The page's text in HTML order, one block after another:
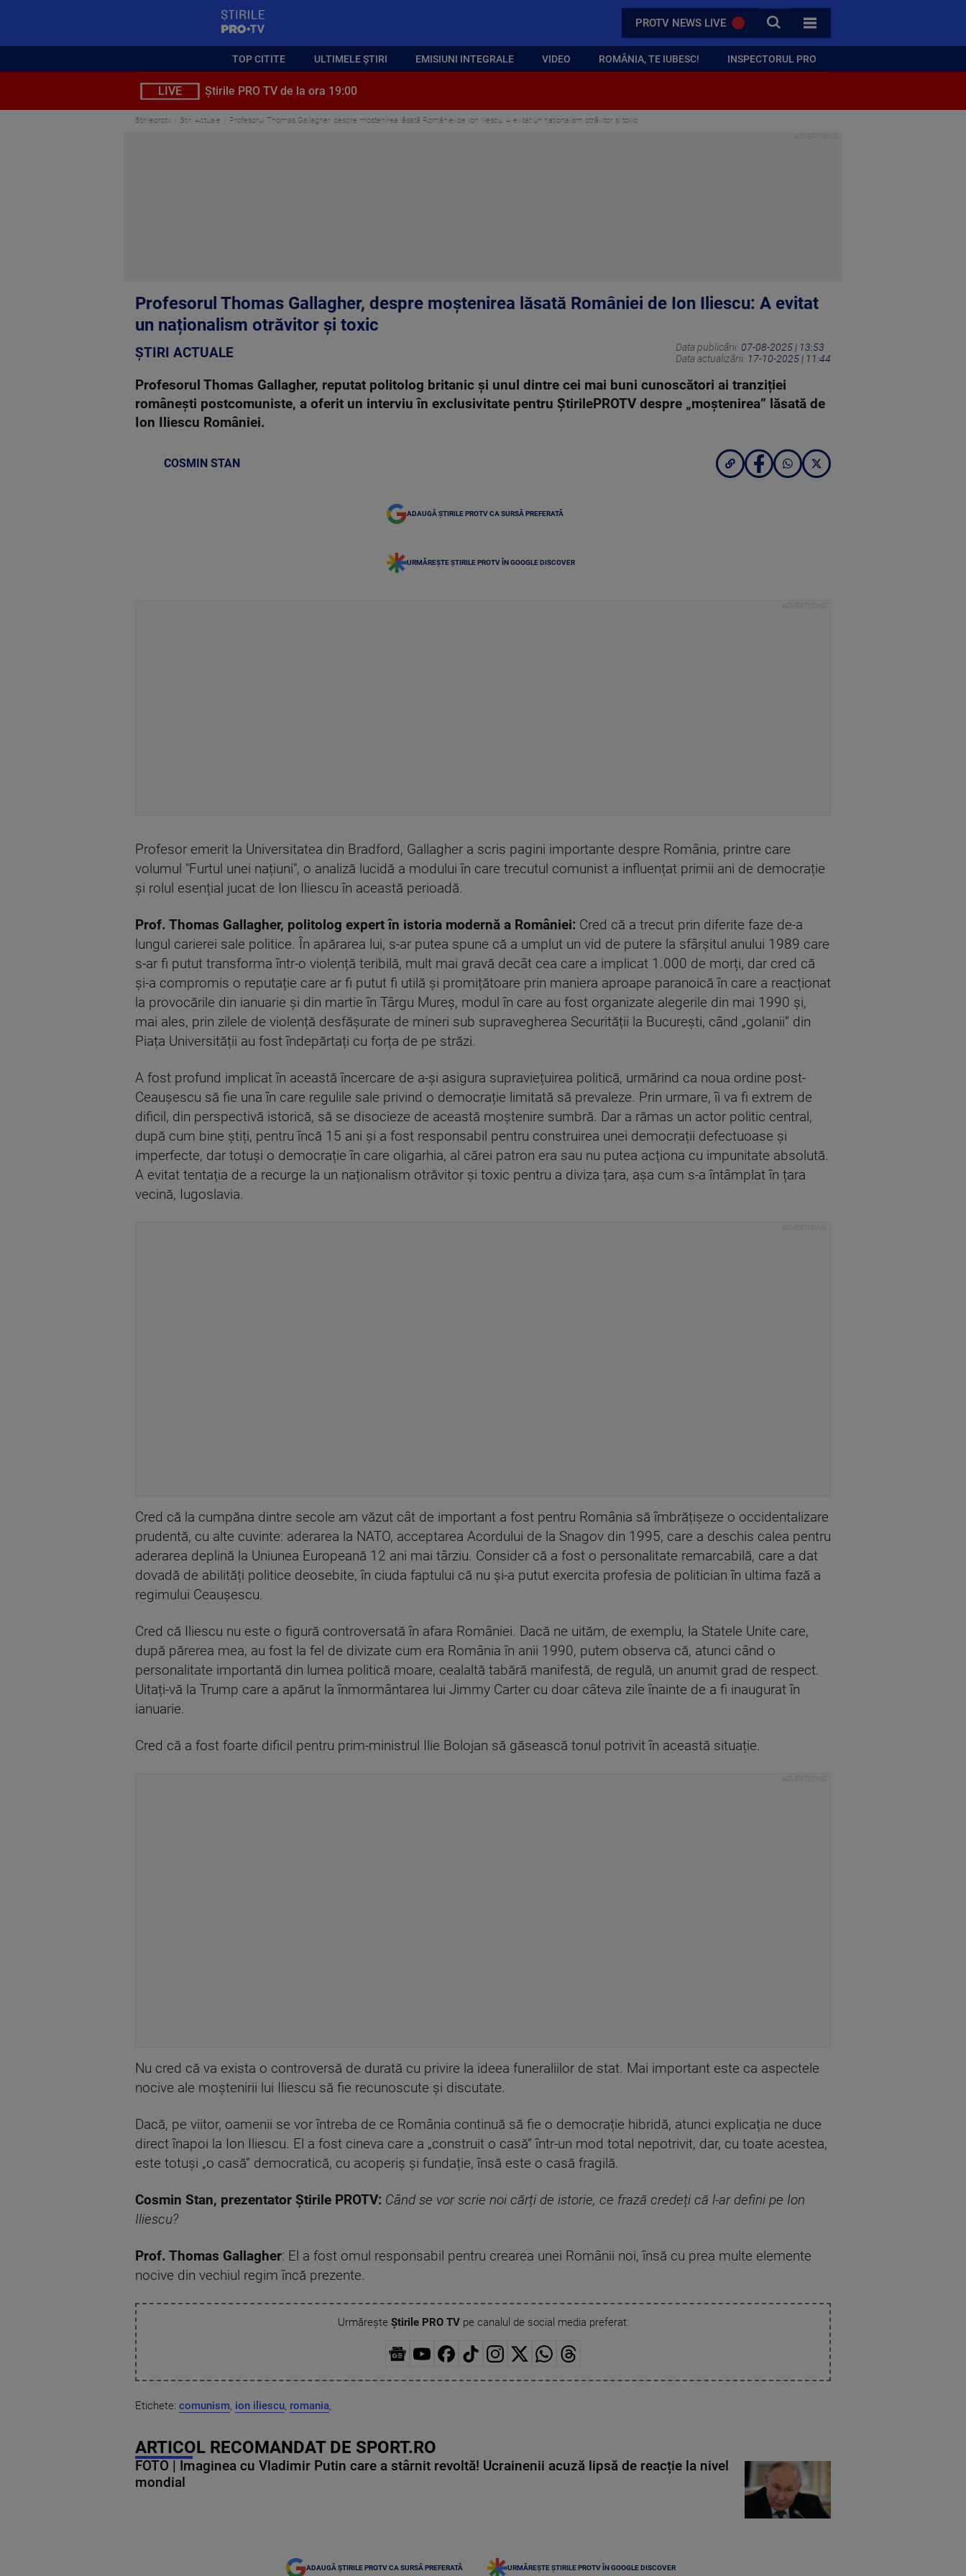
PROTV NEWS LIVE CAUTA
TOATE CATEGORIILE
TOP CITITE ULTIMELE ȘTIRI EMISIUNI INTEGRALE VIDEO ROMÂNIA, TE IUBESC! INSPECTORUL PRO
LIVE Știrile PRO TV de la ora 19:00
Stirileprotv Știri Actuale Profesorul Thomas Gallagher, despre moștenirea lăsată României de Ion Iliescu: A evitat un naționalism otrăvitor și toxic
Profesorul Thomas Gallagher, despre moștenirea lăsată României de Ion Iliescu: A evitat
un naționalism otrăvitor și toxic
ȘTIRI ACTUALE Data publicării: 07-08-2025 | 13:53
Data actualizării: 17-10-2025 | 11:44
Profesorul Thomas Gallagher, reputat politolog britanic și unul dintre cei mai buni cunoscători ai tranziției
românești postcomuniste, a oferit un interviu în exclusivitate pentru ȘtirilePROTV despre „moștenirea” lăsată de
Ion Iliescu României.
COSMIN STAN
ADAUGĂ ȘTIRILE PROTV CA SURSĂ PREFERATĂ
URMĂREȘTE ȘTIRILE PROTV ÎN GOOGLE DISCOVER
Profesor emerit la Universitatea din Bradford, Gallagher a scris pagini importante despre România, printre care
volumul "Furtul unei națiuni", o analiză lucidă a modului în care trecutul comunist a influențat primii ani de democrație
și rolul esențial jucat de Ion Iliescu în această perioadă.
Prof. Thomas Gallagher, politolog expert în istoria modernă a României: Cred că a trecut prin diferite faze de-a
lungul carierei sale politice. În apărarea lui, s-ar putea spune că a umplut un vid de putere la sfârșitul anului 1989 care
s-ar fi putut transforma într-o violență teribilă, mult mai gravă decât cea care a implicat 1.000 de morți, dar cred că
și-a compromis o reputație care ar fi putut fi utilă și promițătoare prin maniera aproape paranoică în care a reacționat
la provocările din ianuarie și din martie în Târgu Mureș, modul în care au fost organizate alegerile din mai 1990 și,
mai ales, prin zilele de violență desfășurate de mineri sub supravegherea Securității la București, când „golanii” din
Piața Universității au fost îndepărtați cu forța de pe străzi.
A fost profund implicat în această încercare de a-și asigura supraviețuirea politică, urmărind ca noua ordine post-
Ceaușescu să fie una în care regulile sale privind o democrație limitată să prevaleze. Prin urmare, îi va fi extrem de
dificil, din perspectivă istorică, să se disocieze de această moștenire sumbră. Dar a rămas un actor politic central,
după cum bine știți, pentru încă 15 ani și a fost responsabil pentru construirea unei democrații defectuoase și
imperfecte, dar totuși o democrație în care oligarhia, al cărei patron era sau nu putea acționa cu impunitate absolută.
A evitat tentația de a recurge la un naționalism otrăvitor și toxic pentru a diviza țara, așa cum s-a întâmplat în țara
vecină, Iugoslavia.
Cred că la cumpăna dintre secole am văzut cât de important a fost pentru România să îmbrățișeze o occidentalizare
prudentă, cu alte cuvinte: aderarea la NATO, acceptarea Acordului de la Snagov din 1995, care a deschis calea pentru
aderarea deplină la Uniunea Europeană 12 ani mai târziu. Consider că a fost o personalitate remarcabilă, care a dat
dovadă de abilități politice deosebite, în ciuda faptului că nu și-a putut exercita profesia de politician în ultima fază a
regimului Ceaușescu.
Cred că Iliescu nu este o figură controversată în afara României. Dacă ne uităm, de exemplu, la Statele Unite care,
după părerea mea, au fost la fel de divizate cum era România în anii 1990, putem observa că, atunci când o
personalitate importantă din lumea politică moare, cealaltă tabără manifestă, de regulă, un anumit grad de respect.
Uitați-vă la Trump care a apărut la înmormântarea lui Jimmy Carter cu doar câteva zile înainte de a fi inaugurat în
ianuarie.
Cred că a fost foarte dificil pentru prim-ministrul Ilie Bolojan să găsească tonul potrivit în această situație.
Nu cred că va exista o controversă de durată cu privire la ideea funeraliilor de stat. Mai important este ca aspectele
nocive ale moștenirii lui Iliescu să fie recunoscute și discutate.
Dacă, pe viitor, oamenii se vor întreba de ce România continuă să fie o democrație hibridă, atunci explicația ne duce
direct înapoi la Ion Iliescu. El a fost cineva care a „construit o casă” într-un mod total nepotrivit, dar, cu toate acestea,
este totuși „o casă” democratică, cu acoperiș și fundație, însă este o casă fragilă.
Cosmin Stan, prezentator Știrile PROTV: Când se vor scrie noi cărți de istorie, ce frază credeți că l-ar defini pe Ion
Iliescu?
Prof. Thomas Gallagher: El a fost omul responsabil pentru crearea unei Românii noi, însă cu prea multe elemente
nocive din vechiul regim încă prezente.
Urmărește Știrile PRO TVpe canalul de social media preferat:
Etichete: comunism, ion iliescu, romania,
ARTICOL RECOMANDAT DE SPORT.RO
FOTO | Imaginea cu Vladimir Putin care a stârnit revoltă! Ucrainenii acuză lipsă de reacție la nivel
mondial
ADAUGĂ ȘTIRILE PROTV CA SURSĂ PREFERATĂ URMĂREȘTE ȘTIRILE PROTV ÎN GOOGLE DISCOVER